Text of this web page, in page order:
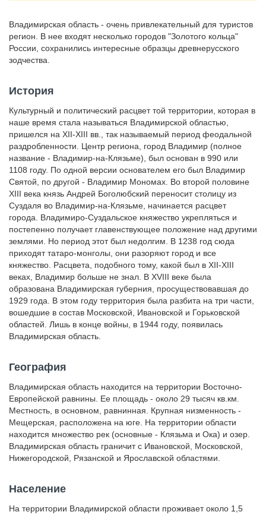
Владимирская область - очень привлекательный для туристов
регион. В нее входят несколько городов "Золотого кольца"
России, сохранились интересные образцы древнерусского
зодчества.
История
Культурный и политический расцвет той территории, которая в
наше время стала называться Владимирской областью,
пришелся на XII-XIII вв., так называемый период феодальной
раздробленности. Центр региона, город Владимир (полное
название - Владимир-на-Клязьме), был основан в 990 или
1108 году. По одной версии основателем его был Владимир
Святой, по другой - Владимир Мономах. Во второй половине
XIII века князь Андрей Боголюбский переносит столицу из
Суздаля во Владимир-на-Клязьме, начинается расцвет
города. Владимиро-Суздальское княжество укрепляться и
постепенно получает главенствующее положение над другими
землями. Но период этот был недолгим. В 1238 год сюда
приходят татаро-монголы, они разоряют город и все
княжество. Расцвета, подобного тому, какой был в XII-XIII
веках, Владимир больше не знал. В XVIII веке была
образована Владимирская губерния, просуществовавшая до
1929 года. В этом году территория была разбита на три части,
вошедшие в состав Московской, Ивановской и Горьковской
областей. Лишь в конце войны, в 1944 году, появилась
Владимирская область.
География
Владимирская область находится на территории Восточно-
Европейской равнины. Ее площадь - около 29 тысяч кв.км.
Местность, в основном, равнинная. Крупная низменность -
Мещерская, расположена на юге. На территории области
находится множество рек (основные - Клязьма и Ока) и озер.
Владимирская область граничит с Ивановской, Московской,
Нижегородской, Рязанской и Ярославской областями.
Население
На территории Владимирской области проживает около 1,5